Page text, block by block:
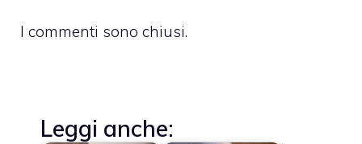
I commenti sono chiusi.
Leggi anche: